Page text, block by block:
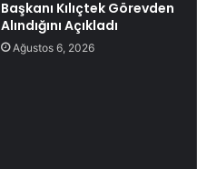
Başkanı Kılıçtek Görevden
Alındığını Açıkladı
Ağustos 6, 2026